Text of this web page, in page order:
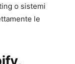
o sistemi
le